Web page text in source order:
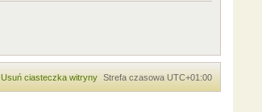
Strefa czasowa UTC+01:00
Usuń ciasteczka witryny